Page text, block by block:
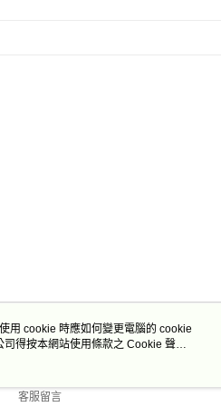
客服資訊
客服留言
用 cookie 時應如何變更電腦的 cookie
得按本網站使用條款之 Cookie 聲明